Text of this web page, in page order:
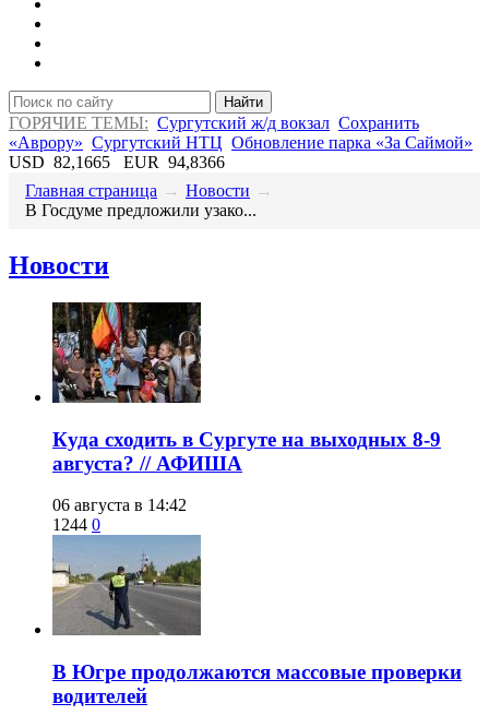
Найти
ГОРЯЧИЕ ТЕМЫ: Сургутский ж/д вокзал Сохранить
«Аврору» Сургутский НТЦ Обновление парка «За Саймой»
USD 82,1665 EUR 94,8366
Главная страница → Новости →
В Госдуме предложили узако...
Новости
​Куда сходить в Сургуте на выходных 8-9
августа? // АФИША
06 августа в 14:42
1244 0
​В Югре продолжаются массовые проверки
водителей